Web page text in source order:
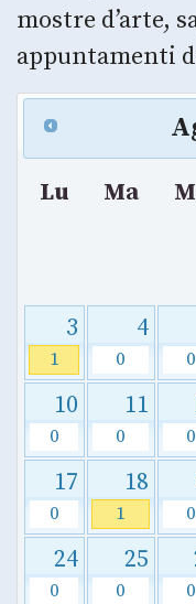
mostre d’arte,
appuntamenti
Lu Ma
3
1
4
0 0
10
0
11
0 0
17
0
18
1 0
24
0
25
0 0